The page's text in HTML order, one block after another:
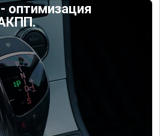
оптимизация